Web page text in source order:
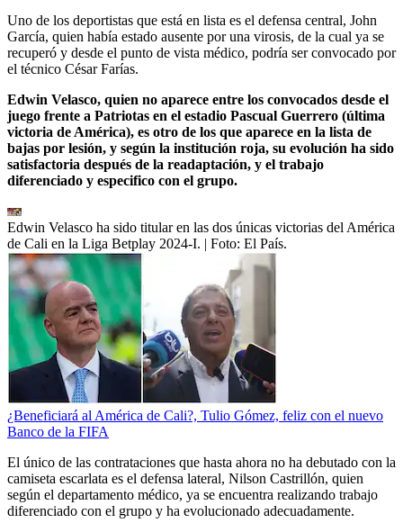
Uno de los deportistas que está en lista es el defensa central, John
García, quien había estado ausente por una virosis, de la cual ya se
recuperó y desde el punto de vista médico, podría ser convocado por
el técnico César Farías.
Edwin Velasco, quien no aparece entre los convocados desde el
juego frente a Patriotas en el estadio Pascual Guerrero (última
victoria de América), es otro de los que aparece en la lista de
bajas por lesión, y según la institución roja, su evolución ha sido
satisfactoria después de la readaptación, y el trabajo
diferenciado y especifico con el grupo.
Edwin Velasco ha sido titular en las dos únicas victorias del América
de Cali en la Liga Betplay 2024-I. | Foto: El País.
¿Beneficiará al América de Cali?, Tulio Gómez, feliz con el nuevo
Banco de la FIFA
El único de las contrataciones que hasta ahora no ha debutado con la
camiseta escarlata es el defensa lateral, Nilson Castrillón, quien
según el departamento médico, ya se encuentra realizando trabajo
diferenciado con el grupo y ha evolucionado adecuadamente.